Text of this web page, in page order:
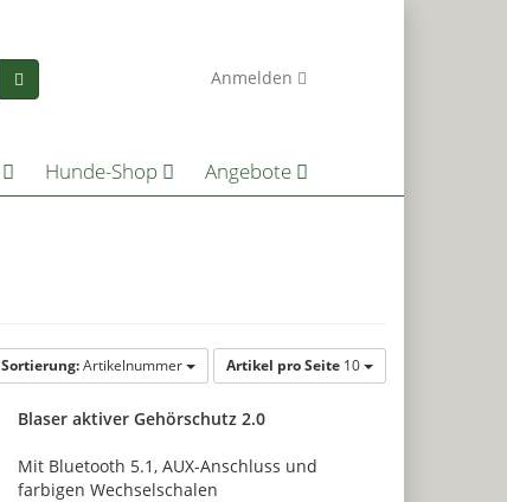
Anmelden
Hunde-Shop Angebote
Sortierung:Artikelnummer Artikel pro Seite 10
Blaser aktiver Gehörschutz 2.0
Mit Bluetooth 5.1, AUX-Anschluss und
farbigen Wechselschalen